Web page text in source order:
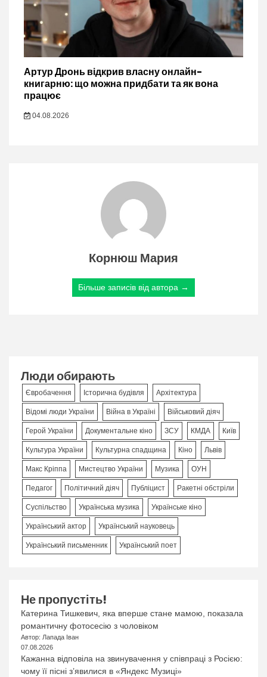
Артур Дронь відкрив власну онлайн-
книгарню: що можна придбати та як вона
працює
04.08.2026
Корнюш Мария
Більше записів від автора →
Люди обирають
Євробачення Історична будівля Архітектура
Відомі люди України Війна в Україні Військовий діяч
Герой України Документальне кіно ЗСУ КМДА Київ
Культура України Культурна спадщина Кіно Львів
Макс Кріппа Мистецтво України Музика ОУН
Педагог Політичний діяч Публіцист Ракетні обстріли
Суспільство Українська музика Українське кіно
Український актор Український науковець
Український письменник Український поет
Не пропустіть!
Катерина Тишкевич, яка вперше стане мамою, показала
романтичну фотосесію з чоловіком
Автор: Лапада Іван
07.08.2026
Кажанна відповіла на звинувачення у співпраці з Росією:
чому її пісні з’явилися в «Яндекс Музиці»